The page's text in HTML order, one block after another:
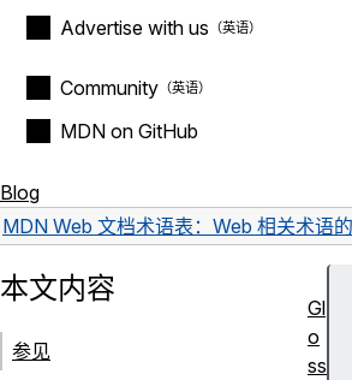
Advertise with us
Community
MDN on GitHub
Blog
MDN Web 文档术语表：Web 相关术语
本文内容
参见
Gl
o
ss